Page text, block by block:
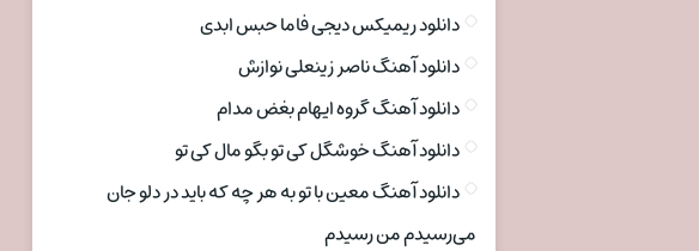
دانلود ریمیکس دیجی فاما حبس ابدی
دانلود آهنگ ناصر زینعلی نوازش
دانلود آهنگ گروه ایهام بغض مدام
دانلود آهنگ خوشگل کی تو بگو مال کی تو
دانلود آهنگ معین با تو به هر چه که باید در دلو جان
می‌رسیدم من رسیدم